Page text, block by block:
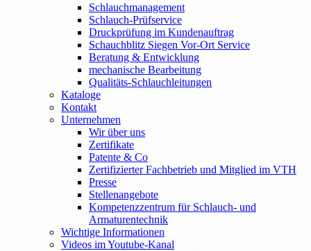
Schlauchmanagement
Schlauch-Prüfservice
Druckprüfung im Kundenauftrag
Schauchblitz Siegen Vor-Ort Service
Beratung & Entwicklung
mechanische Bearbeitung
Qualitäts-Schlauchleitungen
Kataloge
Kontakt
Unternehmen
Wir über uns
Zertifikate
Patente & Co
Zertifizierter Fachbetrieb und Mitglied im VTH
Presse
Stellenangebote
Kompetenzzentrum für Schlauch- und
Armaturentechnik
Wichtige Informationen
Videos im Youtube-Kanal